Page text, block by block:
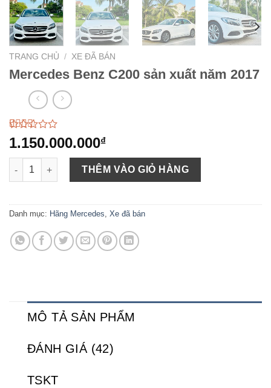
TRANG CHỦ / XE ĐÃ BÁN
Mercedes Benz C200 sản xuất năm 2017
2.58
trên 5
dựa
40
1.150.000.000₫
Mercedes Benz C200 sản xuất năm 2017 số lượng
THÊM VÀO GIỎ HÀNG
Danh mục: Hãng Mercedes, Xe đã bán
MÔ TẢ SẢN PHẨM
ĐÁNH GIÁ (42)
TSKT